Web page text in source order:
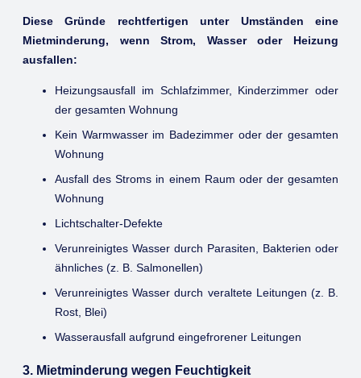
Diese Gründe rechtfertigen unter Umständen eine
Mietminderung, wenn Strom, Wasser oder Heizung
ausfallen:
Heizungsausfall im Schlafzimmer, Kinderzimmer oder
der gesamten Wohnung
Kein Warmwasser im Badezimmer oder der gesamten
Wohnung
Ausfall des Stroms in einem Raum oder der gesamten
Wohnung
Lichtschalter-Defekte
Verunreinigtes Wasser durch Parasiten, Bakterien oder
ähnliches (z. B. Salmonellen)
Verunreinigtes Wasser durch veraltete Leitungen (z. B.
Rost, Blei)
Wasserausfall aufgrund eingefrorener Leitungen
3. Mietminderung wegen Feuchtigkeit